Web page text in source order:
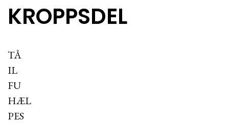
KROPPSDEL
TÅ
IL
FU
HÆL
PES